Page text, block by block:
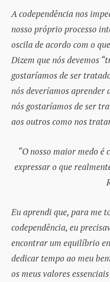
A codependência nos
nosso próprio processo
oscila de acordo com o
Dizem que nós devemos
gostaríamos de ser
nós deveríamos aprender
nós gostaríamos de ser
aos outros como nos
“O nosso maior medo
expressar o que
Eu aprendi que, para me
codependência, eu
encontrar um equilíbrio
dedicar tempo ao meu
os meus valores